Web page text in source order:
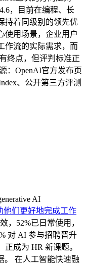
，目前在编程、长
持着同级别的领先优
使用场景，企业用户
作流的实际需求，而
终点，但评判标准正
：OpenAI官方发布页
、公开第三方评测
AI
他们更好地完成工作
，52%已日常使用，
对 AI 参与招聘晋升
成为 HR 新课题。
。 在人工智能快速融